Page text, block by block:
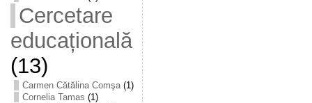
Cercetare
educațională
(13)
Carmen Cătălina Comşa(1)
Cornelia Tamas (1)